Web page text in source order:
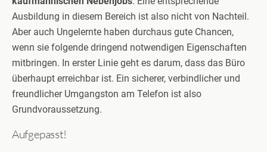
Ausbildung in diesem Bereich ist also nicht von Nachteil.
Aber auch Ungelernte haben durchaus gute Chancen,
wenn sie folgende dringend notwendigen Eigenschaften
mitbringen. In erster Linie geht es darum, dass das Büro
überhaupt erreichbar ist. Ein sicherer, verbindlicher und
freundlicher Umgangston am Telefon ist also
Grundvoraussetzung.
Aufgepasst!